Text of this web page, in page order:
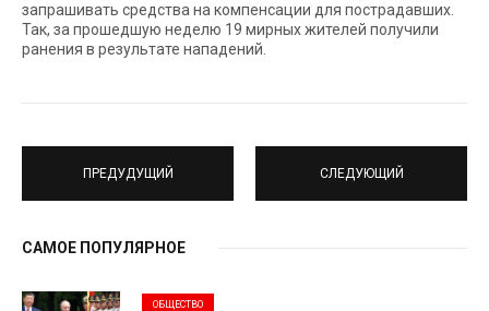
запрашивать средства на компенсации для пострадавших.
Так, за прошедшую неделю 19 мирных жителей получили
ранения в результате нападений.
ПРЕДУДУЩИЙ СЛЕДУЮЩИЙ
САМОЕ ПОПУЛЯРНОЕ
ОБЩЕСТВО